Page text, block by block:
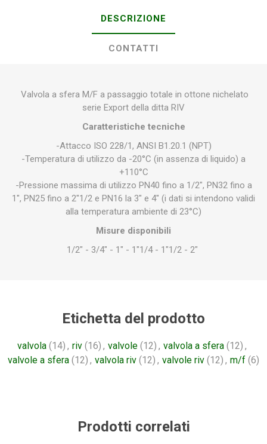
DESCRIZIONE
CONTATTI
Valvola a sfera M/F a passaggio totale in ottone nichelato
serie Export della ditta RIV
Caratteristiche tecniche
-Attacco ISO 228/1, ANSI B1.20.1 (NPT)
-Temperatura di utilizzo da -20°C (in assenza di liquido) a
+110°C
-Pressione massima di utilizzo PN40 fino a 1/2", PN32 fino a
1", PN25 fino a 2"1/2 e PN16 la 3" e 4" (i dati si intendono validi
alla temperatura ambiente di 23°C)
Misure disponibili
1/2" - 3/4" - 1" - 1"1/4 - 1"1/2 - 2"
Etichetta del prodotto
valvola (14) , riv (16) , valvole (12) , valvola a sfera (12) ,
valvole a sfera (12) , valvola riv (12) , valvole riv (12) , m/f (6)
Prodotti correlati